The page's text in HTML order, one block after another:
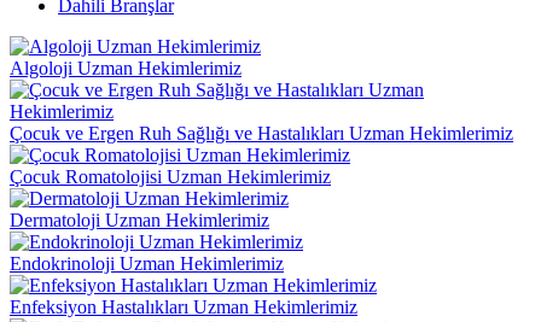
Dahili Branşlar
Algoloji Uzman Hekimlerimiz
Çocuk ve Ergen Ruh Sağlığı ve Hastalıkları Uzman Hekimlerimiz
Çocuk Romatolojisi Uzman Hekimlerimiz
Dermatoloji Uzman Hekimlerimiz
Endokrinoloji Uzman Hekimlerimiz
Enfeksiyon Hastalıkları Uzman Hekimlerimiz